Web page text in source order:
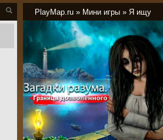
PlayMap.ru » Мини игры » Я ищу